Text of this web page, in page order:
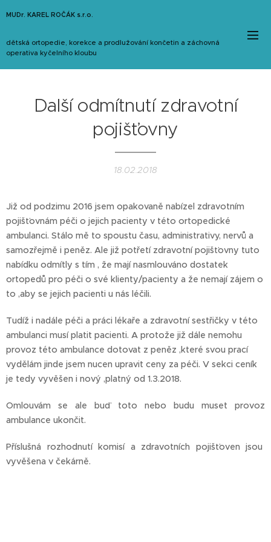
MUDr. KAREL ROČÁK s.r.o.
dětská ortopedie, korekce a prodlužování končetin a záchovná
operativa kyčelního kloubu
Další odmítnutí zdravotní
pojišťovny
18.02.2018
Již od podzimu 2016 jsem opakovaně nabízel zdravotním
pojišťovnám péči o jejich pacienty v této ortopedické
ambulanci. Stálo mě to spoustu času, administrativy, nervů a
samozřejmě i peněz. Ale již potřetí zdravotní pojišťovny tuto
nabídku odmítly s tím , že mají nasmlouváno dostatek
ortopedů pro péči o své klienty/pacienty a že nemají zájem o
to ,aby se jejich pacienti u nás léčili.
Tudíž i nadále péči a práci lékaře a zdravotní sestřičky v této
ambulanci musí platit pacienti. A protože již dále nemohu
provoz této ambulance dotovat z peněz ,které svou prací
vydělám jinde jsem nucen upravit ceny za péči. V sekci ceník
je tedy vyvěšen i nový ,platný od 1.3.2018.
Omlouvám se ale buď toto nebo budu muset provoz
ambulance ukončit.
Příslušná rozhodnutí komisí a zdravotních pojišťoven jsou
vyvěšena v čekárně.